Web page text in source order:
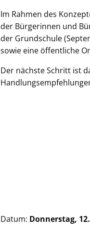
Im Rahmen des
der Bürgerinnen und
der Grundschule
sowie eine öffentliche
Der nächste Schritt ist
Datum: Donnerstag,